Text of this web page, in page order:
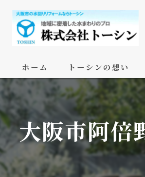
ホーム トーシンの想い
大阪市阿倍